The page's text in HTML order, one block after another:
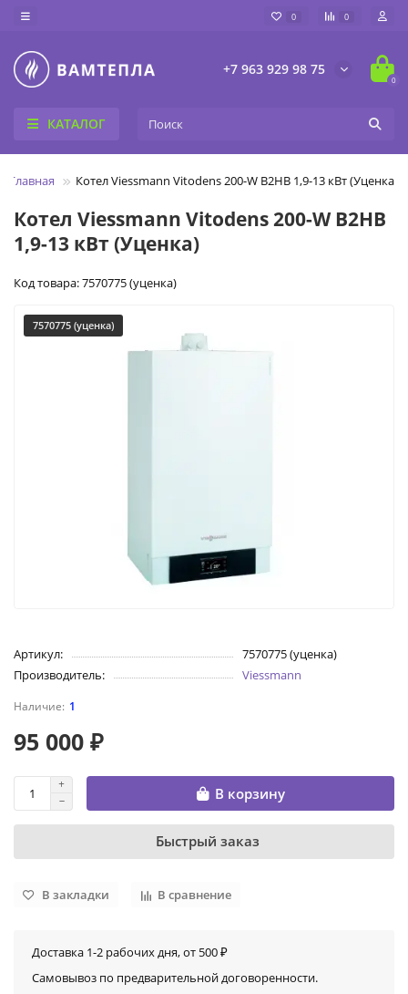
0 0
+7 963 929 98 75
0
КАТАЛОГ
Главная Котел Viessmann Vitodens 200-W B2HB 1,9-13 кВт (Уценка)
Котел Viessmann Vitodens 200-W B2HB
1,9-13 кВт (Уценка)
Код товара: 7570775 (уценка)
7570775 (уценка)
Артикул:
7570775 (уценка)
Производитель:
Viessmann
1
95 000 ₽
В корзину
Быстрый заказ
В закладки В сравнение
Доставка 1-2 рабочих дня, от 500 ₽
Самовывоз по предварительной договоренности.